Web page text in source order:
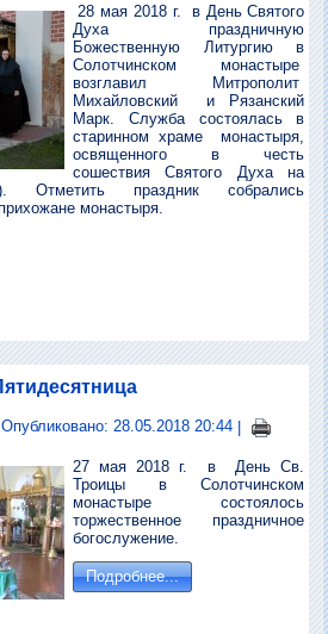
28 мая 2018 г. в День Святого
Духа праздничную
Божественную Литургию в
Солотчинском монастыре
возглавил Митрополит
Михайловский и Рязанский
Марк. Служба состоялась в
старинном храме монастыря,
освященного в честь
сошествия Святого Духа на
Отметить праздник собрались
монастыря.
Опубликовано: 28.05.2018 20:44 |
27 мая 2018 г. в День Св.
Троицы в Солотчинском
монастыре состоялось
торжественное праздничное
богослужение.
Подробнее...